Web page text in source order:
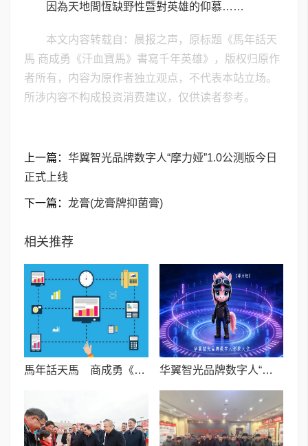
因為天地間恆缺野性暨對英雄的仰慕……
本文内容转载自：晨报之声，原标题《馬年話天
馬 商成勇《汗血寶馬》書寫千年英雄》，版权归原作
者所有，内容为原作者独立观点，不代表本站立场。
所涉内容不构成投资消费建议，仅供读者参考。
上一篇： 华翼智光品牌数字人“摩力娅”1.0公测版今日
正式上线
下一篇： 龙膏(龙膏牌抑菌膏)
相关推荐
馬年話天馬 商成勇《汗血寶馬》書寫千年英雄 华翼智光品牌数字人“摩力娅”1.0公测版今日正式上线